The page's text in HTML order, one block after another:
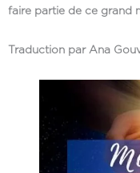
faire partie de ce grand
Traduction par Ana